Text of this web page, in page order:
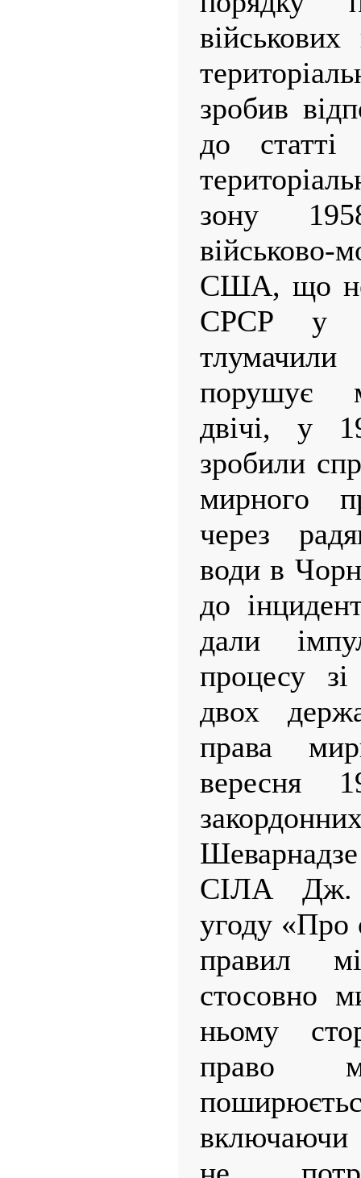
військових
зробив
до
зону
США, що не
СРСР у
порушує
двічі, у
зробили
мирного
через
води в
до
дали
процесу
двох
права
вересня
СІЛА Дж.
угоду «Про
правил
стосовно
ньому
право
включаючи